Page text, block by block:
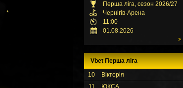
*
Перша ліга, сезон 2026/27
Чернігів-Арена
11:00
01.08.2026
Vbet Перша ліга
10
Вікторія
11
ЮКСА